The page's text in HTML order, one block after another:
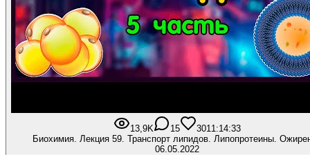
13,9K 15 301 1:14:33
Биохимия. Лекция 59. Транспорт липидов. Липопротеины.
06.05.2022